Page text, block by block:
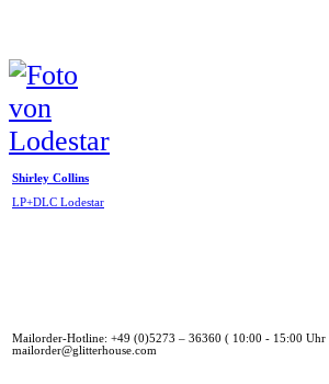
Shirley Collins
LP+DLC Lodestar
Mailorder-Hotline: +49 (0)5273 – 36360 ( 10:00 - 15:00
mailorder@glitterhouse.com